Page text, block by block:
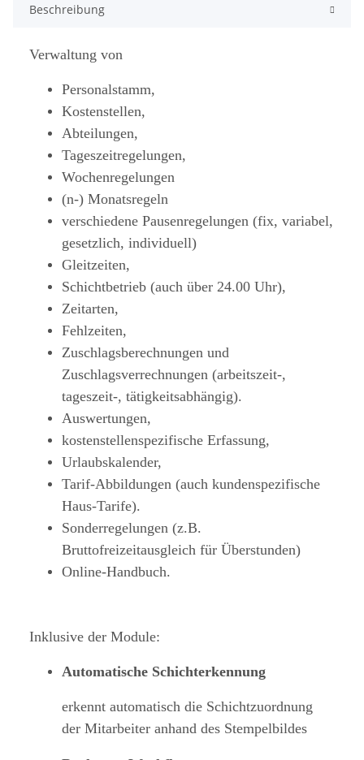
Beschreibung
Verwaltung von
Personalstamm,
Kostenstellen,
Abteilungen,
Tageszeitregelungen,
Wochenregelungen
(n-) Monatsregeln
verschiedene Pausenregelungen (fix, variabel,
gesetzlich, individuell)
Gleitzeiten,
Schichtbetrieb (auch über 24.00 Uhr),
Zeitarten,
Fehlzeiten,
Zuschlagsberechnungen und
Zuschlagsverrechnungen (arbeitszeit-,
tageszeit-, tätigkeitsabhängig).
Auswertungen,
kostenstellenspezifische Erfassung,
Urlaubskalender,
Tarif-Abbildungen (auch kundenspezifische
Haus-Tarife).
Sonderregelungen (z.B.
Bruttofreizeitausgleich für Überstunden)
Online-Handbuch.
Inklusive der Module:
Automatische Schichterkennung
erkennt automatisch die Schichtzuordnung
der Mitarbeiter anhand des Stempelbildes